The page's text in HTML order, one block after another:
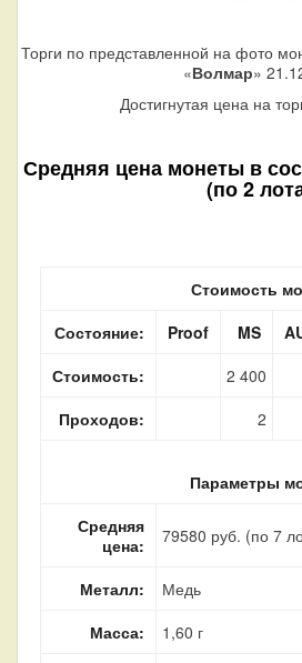
Торги по представленной на фото
«Волмар»
Достигнутая цена на
Средняя цена монеты в
(по 2
Стоимость
Состояние:
Proof MS
Стоимость:
2 400
Проходов:
2
Параметры
Средняя
цена:
79580 руб. (по 7
Металл:
Медь
Масса:
1,60 г